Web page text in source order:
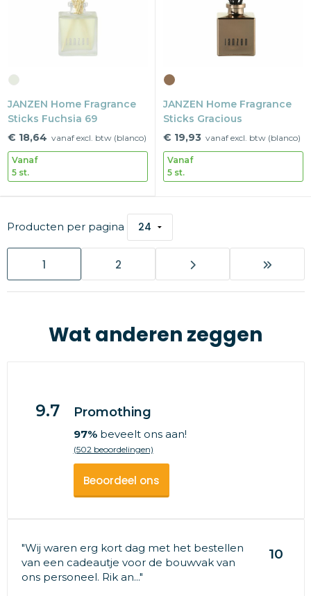
JANZEN Home Fragrance
Sticks Fuchsia 69
€ 18,64 vanaf excl. btw (blanco)
Vanaf
5 st.
JANZEN Home Fragrance
Sticks Gracious
€ 19,93 vanaf excl. btw (blanco)
Vanaf
5 st.
Producten per pagina
1 2
Wat anderen zeggen
9.7 Promothing
97%beveelt ons aan!
(502 beoordelingen)
Beoordeel ons
"Wij waren erg kort dag met het bestellen
van een cadeautje voor de bouwvak van
ons personeel. Rik an..."
10